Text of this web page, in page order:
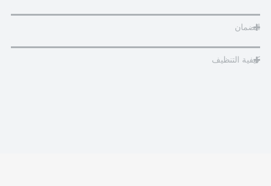
الضمان
كيفية التنظيف